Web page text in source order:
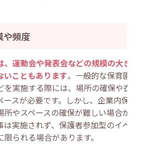
や頻度
運動会や発表会などの規模の大きいイ
いこともあります。一般的な保育園で運
実施する際には、場所の確保や衣装な
スが必要です。しかし、企業内保育所
やスペースの確保が難しい場合があ
は実施されず、保護者参加型のイベント
られる場合があります。